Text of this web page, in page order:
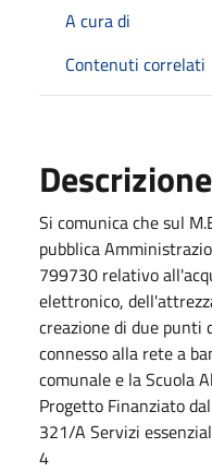
A cura di
Contenuti correlati
Descrizione
Si comunica che sul
pubblica
799730 relativo
elettronico,
creazione di due punti
connesso alla rete a
comunale e la Scuola
Progetto Finanziato
321/A Servizi
4